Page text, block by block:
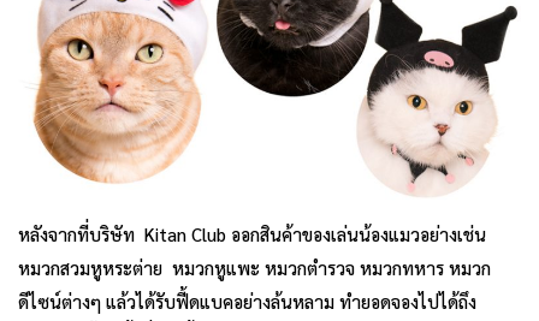
หลังจากที่บริษัท Kitan Club ออกสินค้าของเล่นน้องแมวอย่างเช่น
หมวกสวมหูหระต่าย หมวกหูแพะ หมวกตำรวจ หมวกทหาร หมวก
ดีไซน์ต่างๆ แล้วได้รับฟี้ดแบคอย่างล้นหลาม ทำยอดจองไปได้ถึง